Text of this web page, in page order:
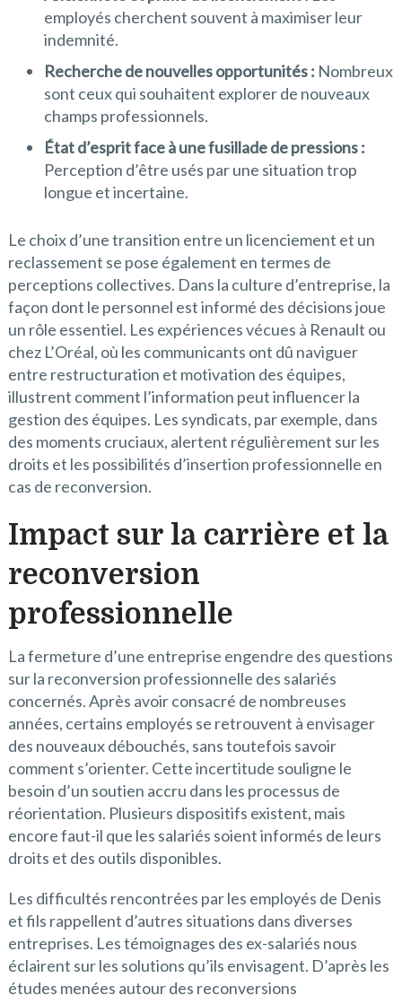
employés cherchent souvent à maximiser leur
indemnité.
Recherche de nouvelles opportunités : Nombreux
sont ceux qui souhaitent explorer de nouveaux
champs professionnels.
État d’esprit face à une fusillade de pressions :
Perception d’être usés par une situation trop
longue et incertaine.
Le choix d’une transition entre un licenciement et un
reclassement se pose également en termes de
perceptions collectives. Dans la culture d’entreprise, la
façon dont le personnel est informé des décisions joue
un rôle essentiel. Les expériences vécues à Renault ou
chez L’Oréal, où les communicants ont dû naviguer
entre restructuration et motivation des équipes,
illustrent comment l’information peut influencer la
gestion des équipes. Les syndicats, par exemple, dans
des moments cruciaux, alertent régulièrement sur les
droits et les possibilités d’insertion professionnelle en
cas de reconversion.
Impact sur la carrière et la
reconversion
professionnelle
La fermeture d’une entreprise engendre des questions
sur la reconversion professionnelle des salariés
concernés. Après avoir consacré de nombreuses
années, certains employés se retrouvent à envisager
des nouveaux débouchés, sans toutefois savoir
comment s’orienter. Cette incertitude souligne le
besoin d’un soutien accru dans les processus de
réorientation. Plusieurs dispositifs existent, mais
encore faut-il que les salariés soient informés de leurs
droits et des outils disponibles.
Les difficultés rencontrées par les employés de Denis
et fils rappellent d’autres situations dans diverses
entreprises. Les témoignages des ex-salariés nous
éclairent sur les solutions qu’ils envisagent. D’après les
études menées autour des reconversions